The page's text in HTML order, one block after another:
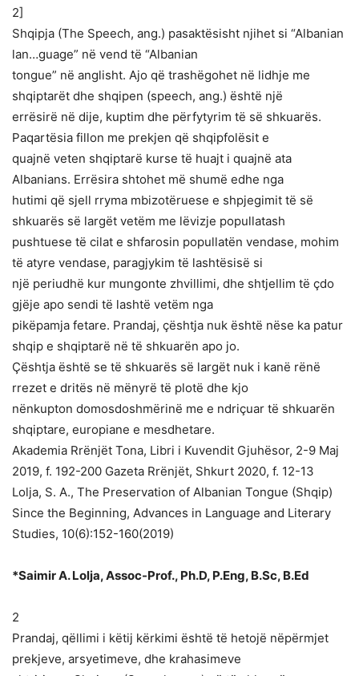
2]
Shqipja (The Speech, ang.) pasaktësisht njihet si “Albanian
lan…guage” në vend të “Albanian
tongue” në anglisht. Ajo që trashëgohet në lidhje me
shqiptarët dhe shqipen (speech, ang.) është një
errësirë në dije, kuptim dhe përfytyrim të së shkuarës.
Paqartësia fillon me prekjen që shqipfolësit e
quajnë veten shqiptarë kurse të huajt i quajnë ata
Albanians. Errësira shtohet më shumë edhe nga
hutimi që sjell rryma mbizotëruese e shpjegimit të së
shkuarës së largët vetëm me lëvizje popullatash
pushtuese të cilat e shfarosin popullatën vendase, mohim
të atyre vendase, paragjykim të lashtësisë si
një periudhë kur mungonte zhvillimi, dhe shtjellim të çdo
gjëje apo sendi të lashtë vetëm nga
pikëpamja fetare. Prandaj, çështja nuk është nëse ka patur
shqip e shqiptarë në të shkuarën apo jo.
Çështja është se të shkuarës së largët nuk i kanë rënë
rrezet e dritës në mënyrë të plotë dhe kjo
nënkupton domosdoshmërinë me e ndriçuar të shkuarën
shqiptare, europiane e mesdhetare.
Akademia Rrënjët Tona, Libri i Kuvendit Gjuhësor, 2-9 Maj
2019, f. 192-200 Gazeta Rrënjët, Shkurt 2020, f. 12-13
Lolja, S. A., The Preservation of Albanian Tongue (Shqip)
Since the Beginning, Advances in Language and Literary
Studies, 10(6):152-160(2019)
*Saimir A. Lolja, Assoc-Prof., Ph.D, P.Eng, B.Sc, B.Ed
2
Prandaj, qëllimi i këtij kërkimi është të hetojë nëpërmjet
prekjeve, arsyetimeve, dhe krahasimeve